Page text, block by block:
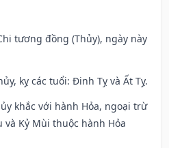
tương đồng (Thủy), ngày này
kỵ các tuổi: Đinh Tỵ và Ất Tỵ.
khắc với hành Hỏa, ngoại trừ
và Kỷ Mùi thuộc hành Hỏa